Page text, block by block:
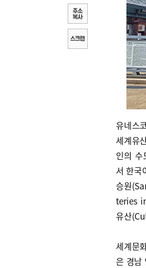
유네스
세계유
인의 수
서 한국
승원
teries
유산
세계문
은 경남